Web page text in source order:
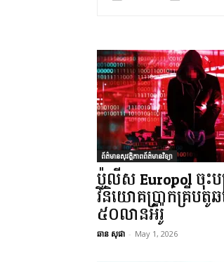
ព័ត៌មានសុវត្ថិភាពព័ត៌មានវិទ្យា
ប៉ូលីស Europol ចុះបង្
វិនិយោគប្រាក់គ្រីបតូ
៥០លានអឺរ៉ូ
ឆាន សុផា - May 1, 2026